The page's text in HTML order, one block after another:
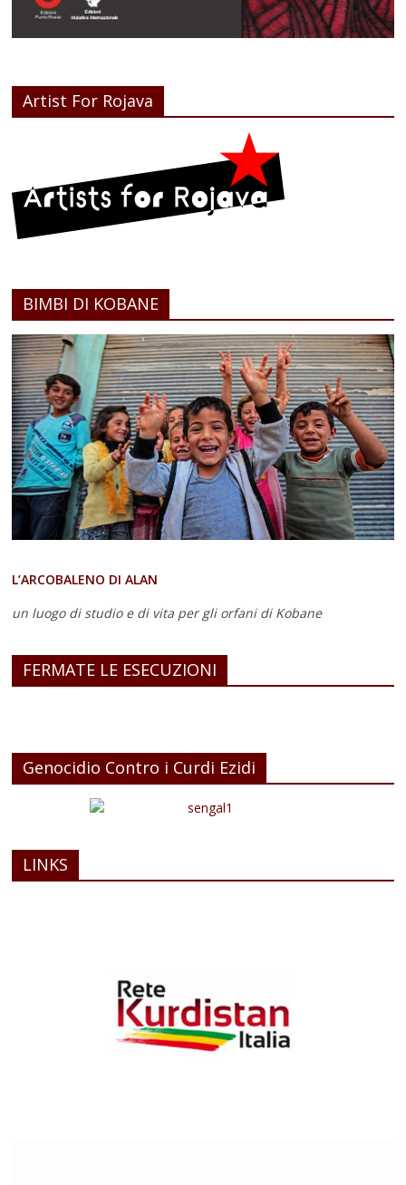
Artist For Rojava
BIMBI DI KOBANE
L’ARCOBALENO DI ALAN
un luogo di studio e di vita per gli orfani di Kobane
FERMATE LE ESECUZIONI
Genocidio Contro i Curdi Ezidi
LINKS